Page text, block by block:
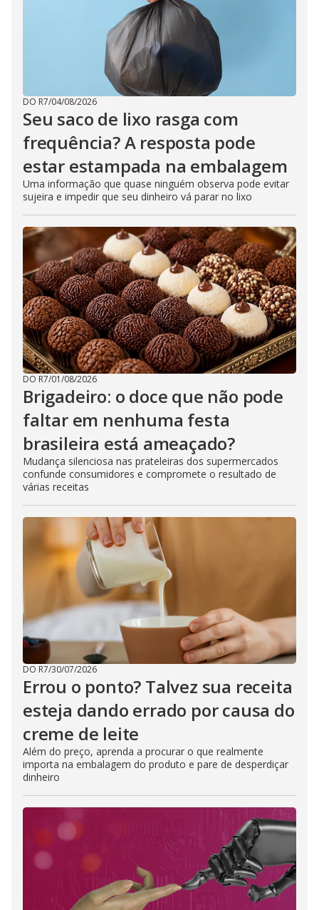
DO R7/04/08/2026
Seu saco de lixo rasga com
frequência? A resposta pode
estar estampada na embalagem
Uma informação que quase ninguém observa pode evitar
sujeira e impedir que seu dinheiro vá parar no lixo
DO R7/01/08/2026
Brigadeiro: o doce que não pode
faltar em nenhuma festa
brasileira está ameaçado?
Mudança silenciosa nas prateleiras dos supermercados
confunde consumidores e compromete o resultado de
várias receitas
DO R7/30/07/2026
Errou o ponto? Talvez sua receita
esteja dando errado por causa do
creme de leite
Além do preço, aprenda a procurar o que realmente
importa na embalagem do produto e pare de desperdiçar
dinheiro